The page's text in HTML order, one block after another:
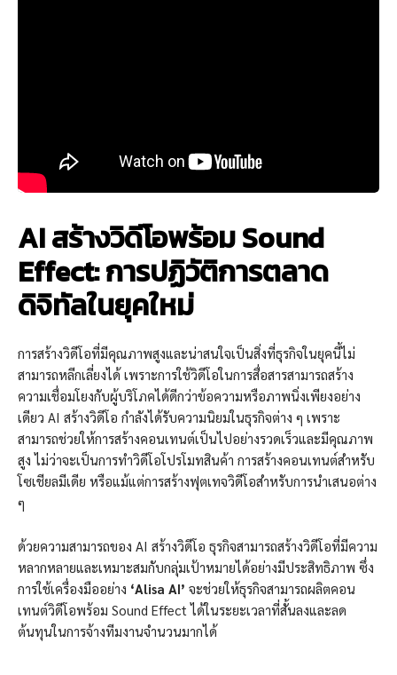
AI สร้างวิดีโอพร้อม Sound
Effect:การปฏิวัติการตลาด
ดิจิทัลในยุคใหม่
การสร้างวิดีโอที่มีคุณภาพสูงและน่าสนใจเป็นสิ่งที่ธุรกิจในยุคนี้ไม่
สามารถหลีกเลี่ยงได้ เพราะการใช้วิดีโอในการสื่อสารสามารถสร้าง
ความเชื่อมโยงกับผู้บริโภคได้ดีกว่าข้อความหรือภาพนิ่งเพียงอย่าง
เดียว AI สร้างวิดีโอ กำลังได้รับความนิยมในธุรกิจต่าง ๆ เพราะ
สามารถช่วยให้การสร้างคอนเทนต์เป็นไปอย่างรวดเร็วและมีคุณภาพ
สูง ไม่ว่าจะเป็นการทำวิดีโอโปรโมทสินค้า การสร้างคอนเทนต์สำหรับ
โซเชียลมีเดีย หรือแม้แต่การสร้างฟุตเทจวิดีโอสำหรับการนำเสนอต่าง
ๆ
ด้วยความสามารถของ AI สร้างวิดีโอ ธุรกิจสามารถสร้างวิดีโอที่มีความ
หลากหลายและเหมาะสมกับกลุ่มเป้าหมายได้อย่างมีประสิทธิภาพ ซึ่ง
การใช้เครื่องมืออย่าง ‘Alisa AI’ จะช่วยให้ธุรกิจสามารถผลิตคอน
เทนต์วิดีโอพร้อม Sound Effect ได้ในระยะเวลาที่สั้นลงและลด
ต้นทุนในการจ้างทีมงานจำนวนมากได้